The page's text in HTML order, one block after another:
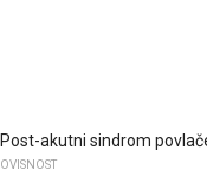
Post-akutni sindrom
OVISNOST